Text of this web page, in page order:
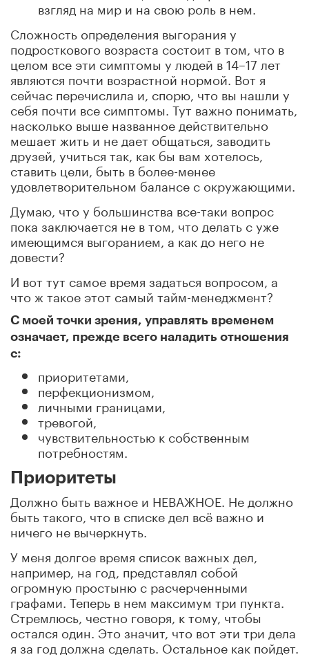
взгляд на мир и на свою роль в нем.
Сложность определения выгорания у
подросткового возраста состоит в том, что в
целом все эти симптомы у людей в 14–17 лет
являются почти возрастной нормой. Вот я
сейчас перечислила и, спорю, что вы нашли у
себя почти все симптомы. Тут важно понимать,
насколько выше названное действительно
мешает жить и не дает общаться, заводить
друзей, учиться так, как бы вам хотелось,
ставить цели, быть в более-менее
удовлетворительном балансе с окружающими.
Думаю, что у большинства все-таки вопрос
пока заключается не в том, что делать с уже
имеющимся выгоранием, а как до него не
довести?
И вот тут самое время задаться вопросом, а
что ж такое этот самый тайм-менеджмент?
С моей точки зрения, управлять временем
означает, прежде всего наладить отношения
с:
приоритетами,
перфекционизмом,
личными границами,
тревогой,
чувствительностью к собственным
потребностям.
Приоритеты
Должно быть важное и НЕВАЖНОЕ. Не должно
быть такого, что в списке дел всё важно и
ничего не вычеркнуть.
У меня долгое время список важных дел,
например, на год, представлял собой
огромную простыню с расчерченными
графами. Теперь в нем максимум три пункта.
Стремлюсь, честно говоря, к тому, чтобы
остался один. Это значит, что вот эти три дела
я за год должна сделать. Остальное как пойдет.